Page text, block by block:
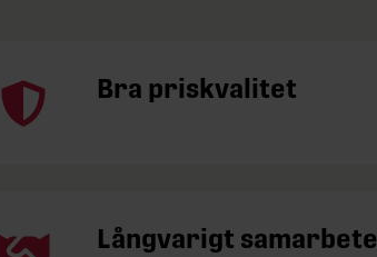
Bra priskvalitet
Långvarigt samarbete